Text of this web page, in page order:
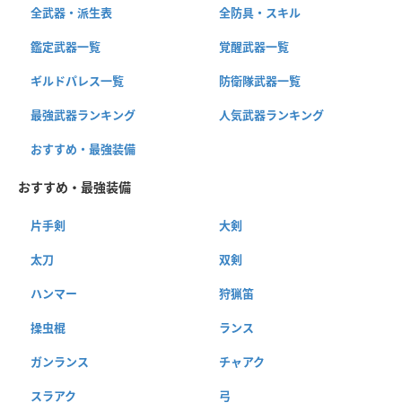
全武器・派生表 全防具・スキル
鑑定武器一覧 覚醒武器一覧
ギルドパレス一覧 防衛隊武器一覧
最強武器ランキング 人気武器ランキング
おすすめ・最強装備
おすすめ・最強装備
片手剣 大剣
太刀 双剣
ハンマー 狩猟笛
操虫棍 ランス
ガンランス チャアク
スラアク 弓